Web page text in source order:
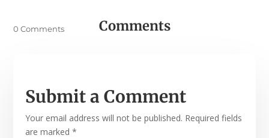
Comments
0 Comments
Submit a Comment
Your email address will not be published. Required fields
are marked*